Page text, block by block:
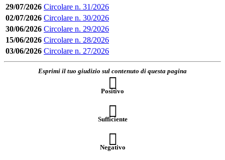
29/07/2026 Circolare n. 31/2026
02/07/2026 Circolare n. 30/2026
30/06/2026 Circolare n. 29/2026
15/06/2026 Circolare n. 28/2026
03/06/2026 Circolare n. 27/2026
Esprimi il tuo giudizio sul contenuto di questa pagina
Positivo
Sufficiente
Negativo